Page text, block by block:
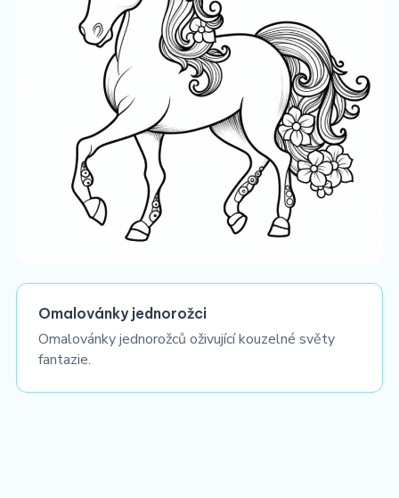
Omalovánky jednorožci
Omalovánky jednorožců oživující kouzelné světy
fantazie.